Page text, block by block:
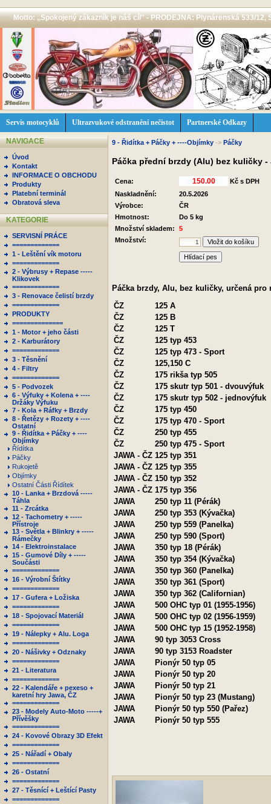
Motto: ,,Spokojený zákazník je náš cíl'' - PRODEJNA: Plynárenská 533/12,
Servis motocyklů Ultrazvukové odstranění nečistot Partnerské Odkazy
NAVIGACE
Úvod
Kontakt
INFORMACE O OBCHODU
Produkty
Platební terminál
Obratová sleva
KATEGORIE
SERVISNÍ PRÁCE
=============
1 - Leštění vík motoru
=============
2 - Výbrusy + Repase -----
Klikovek
=============
3 - Renovace čelistí brzdy
=============
PRODUKTY
==============
1 - Motor + jeho části
2 - Karburátory
=============
3 - Těsnění
4 - Filtry
=============
5 - Podvozek
6 - Výfuky + Kolena + ----
Držáky Výfuku
7 - Kola + Ráfky + Brzdy
8 - Řetězy + Rozety + ----
Ostatní
9 - Řidítka + Páčky + ----
Objímky
Řídítka
Páčky
Rukojetě
Objímky
Ostatní Části Řídítek
10 - Lanka + Brzdová -----
Táhla
11 - Zrcátka
12 - Tachometry + -----
Přístroje
13 - Světla + Blinkry + -----
Rámečky
14 - Elektroinstalace
15 - Gumové Díly + -----
Součásti
=============
16 - Výrobní Štítky
=============
17 - Gufera + Ložiska
=============
18 - Spojovací Materiál
=============
19 - Nálepky + Alu. Loga
=============
20 - Nášivky + Odznaky
=============
21 - Literatura
=============
22 - Kalendáře + pexeso +
karetní hry Jawa, ČZ
=============
23 - Modely Auto-Moto -----+
Přívěšky
=============
24 - Kovové Obrazy 3D Efekt
=============
25 - Nářadí + Obaly
=============
26 - Ostatní
=============
27 - Těsnící + Leštící Pasty
=============
9 - Řidítka + Páčky + ----Objímky -> Páčky
Páčka přední brzdy (Alu) bez kuličky -
Cena:
Kč s DPH
Naskladnění:
20.5.2026
Výrobce:
ČR
Hmotnost:
Do 5 kg
Množství skladem:
5
Množství:
Hlídací pes
Páčka brzdy, Alu, bez kuličky, určená
ČZ
125 A
ČZ
125 B
ČZ
125 T
ČZ
125 typ 453
ČZ
125 typ 473 - Sport
ČZ
125,150 C
ČZ
175 rikša typ 505
ČZ
175 skutr typ 501 - dvouvýfuk
ČZ
175 skutr typ 502 - jednovýfuk
ČZ
175 typ 450
ČZ
175 typ 470 - Sport
ČZ
250 typ 455
ČZ
250 typ 475 - Sport
JAWA - ČZ 125 typ 351
JAWA - ČZ 125 typ 355
JAWA - ČZ 150 typ 352
JAWA - ČZ 175 typ 356
JAWA
250 typ 11 (Pérák)
JAWA
250 typ 353 (Kývačka)
JAWA
250 typ 559 (Panelka)
JAWA
250 typ 590 (Sport)
JAWA
350 typ 18 (Pérák)
JAWA
350 typ 354 (Kývačka)
JAWA
350 typ 360 (Panelka)
JAWA
350 typ 361 (Sport)
JAWA
350 typ 362 (Californian)
JAWA
500 OHC typ 01 (1955-1956)
JAWA
500 OHC typ 02 (1956-1959)
JAWA
500 OHC typ 15 (1952-1958)
JAWA
90 typ 3053 Cross
JAWA
90 typ 3153 Roadster
JAWA
Pionýr 50 typ 05
JAWA
Pionýr 50 typ 20
JAWA
Pionýr 50 typ 21
JAWA
Pionýr 50 typ 23 (Mustang)
JAWA
Pionýr 50 typ 550 (Pařez)
JAWA
Pionýr 50 typ 555